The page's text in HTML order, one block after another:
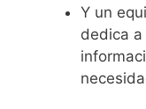
Y un
dedica